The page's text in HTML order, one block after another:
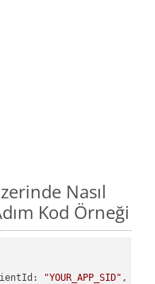
Nasıl
Kod Örneği
"YOUR_APP_SID" ,